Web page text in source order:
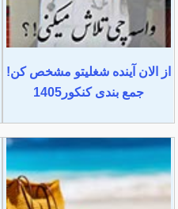
از الان آینده شغلیتو مشخص کن!
جمع بندی کنکور1405